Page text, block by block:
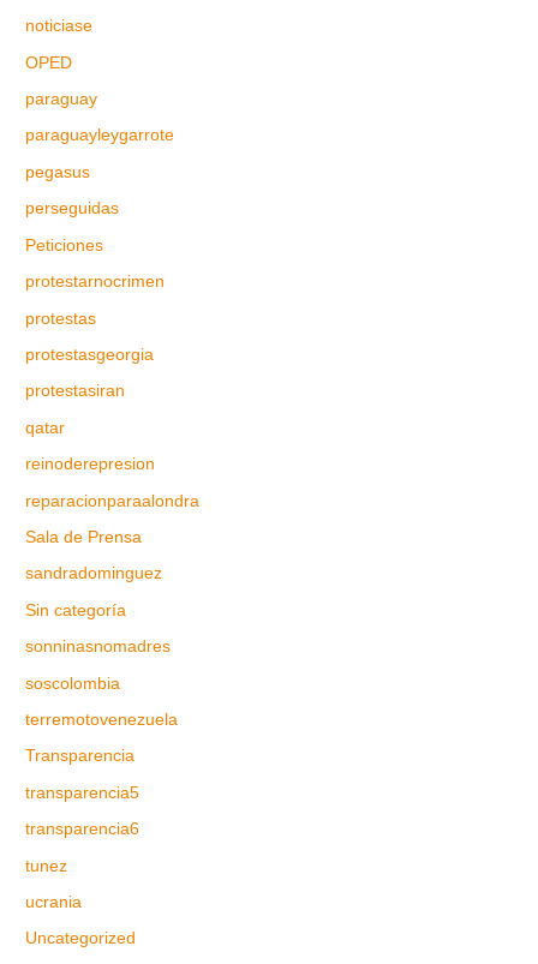
noticiase
OPED
paraguay
paraguayleygarrote
pegasus
perseguidas
Peticiones
protestarnocrimen
protestas
protestasgeorgia
protestasiran
qatar
reinoderepresion
reparacionparaalondra
Sala de Prensa
sandradominguez
Sin categoría
sonninasnomadres
soscolombia
terremotovenezuela
Transparencia
transparencia5
transparencia6
tunez
ucrania
Uncategorized